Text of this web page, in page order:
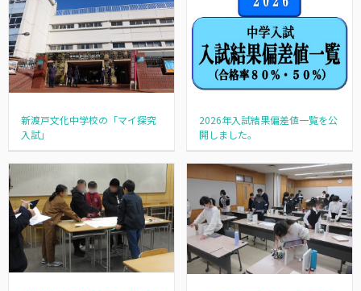
新渡戸文化中学校の「マイ探究
入試」
2026年入試結果偏差値一覧を公
開しました。